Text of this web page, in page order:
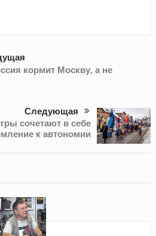
кормит Москву, а не
Следующая
сочетают в себе
к автономии